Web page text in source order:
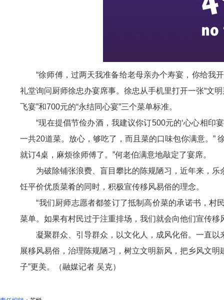
“徐师傅，过两天我准备给老母亲办个寿宴，你给我开
礼堂询问厨师徐忠办宴席事。徐忠从手机里打开一张“文
飞宴”和700元的“永结同心宴”三个菜单标准。
“现在提倡节俭办酒，我建议你订500元的‘心心相印
一共20道菜。放心，够吃了，而且菜的口味包你满意。”
就订4桌，麻烦徐师傅了。”何老伯满意地敲定了宴席。
为破除铺张浪费、盲目攀比的陈规陋习，近年来，乐
饪平价优质菜肴的同时，积极宣传移风易俗的理念。
“我们厨师志愿者都签订了抵制高价菜的承诺书，村
菜单。如果有村民过于注重排场，我们就会向他们宣传
凝聚群众、引导群众，以文化人，成风化俗。一直以
展移风易俗，治理陈规陋习，树立文明新风，把乡风文
子”更美。
（融媒记者 吴克）